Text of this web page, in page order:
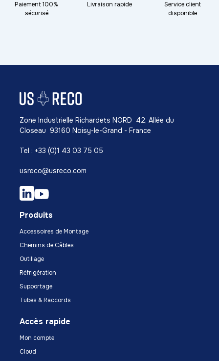
Paiement 100%
sécurisé
Livraison rapide
Service client
disponible
Zone Industrielle Richardets NORD 42, Allée du
Closeau 93160 Noisy-le-Grand - France
Tel : +33 (0)1 43 03 75 05
usreco@usreco.com
Produits
Accessoires de Montage
Chemins de Câbles
Outillage
Réfrigération
Supportage
Tubes & Raccords
Accès rapide
Mon compte
Cloud